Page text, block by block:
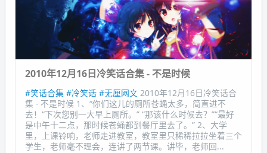
2010年12月16日冷笑话合集 - 不是时候
#笑话合集 #冷笑话 #无厘网文 2010年12月16日冷笑话合
集 - 不是时候 1、“你们这儿的厕所苍蝇太多，简直进不
去！“下次您别一大早上厕所。” “那该什么时候去？”“最好
是中午十二点，那时候苍蝇都到餐厅里去了。” 2、大学
里，上课铃响，老师走进教室，教室里只稀稀拉拉坐着三个
学生，老师毫不理会，连讲了两节课。讲毕，老师回...